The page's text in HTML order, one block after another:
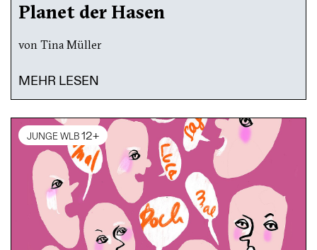
Planet der Hasen
von Tina Müller
MEHR LESEN
JUNGE WLB12+